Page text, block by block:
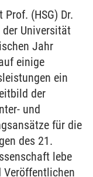
(HSG) Dr.
Universität
Jahr
einige
ein
der
und
für die
des 21.
lebe